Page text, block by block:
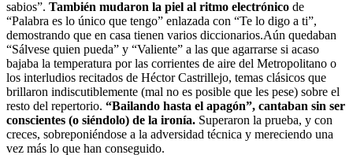
sabios”. También mudaron la piel al ritmo electrónico de
“Palabra es lo único que tengo” enlazada con “Te lo digo a ti”,
demostrando que en casa tienen varios diccionarios.Aún quedaban
“Sálvese quien pueda” y “Valiente” a las que agarrarse si acaso
bajaba la temperatura por las corrientes de aire del Metropolitano o
los interludios recitados de Héctor Castrillejo, temas clásicos que
brillaron indiscutiblemente (mal no es posible que les pese) sobre el
resto del repertorio. “Bailando hasta el apagón”, cantaban sin ser
conscientes (o siéndolo) de la ironía. Superaron la prueba, y con
creces, sobreponiéndose a la adversidad técnica y mereciendo una
vez más lo que han conseguido.